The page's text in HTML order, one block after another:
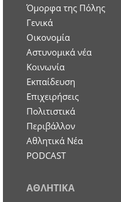
Όμορφα της Πόλης
Γενικά
Οικονομία
Aστυνομικά νέα
Κοινωνία
Εκπαίδευση
Επιχειρήσεις
Πολιτιστικά
Περιβάλλον
Αθλητικά Νέα
PODCAST
ΑΘΛΗΤΙΚΑ